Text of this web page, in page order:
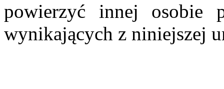
powierzyć innej osobie
wynikających z niniejszej